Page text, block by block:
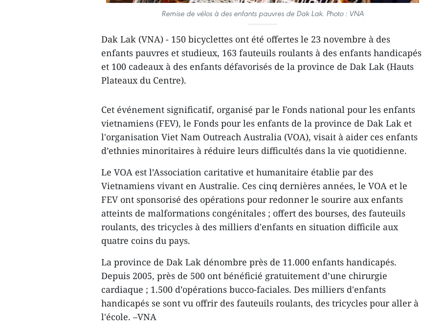
Remise de vélos ​à des enfants pauvres ​de Dak Lak. Photo : VNA
Dak Lak (VNA) - 150 bicyclettes ont été offertes le 23 novembre à des
enfants pauvres et studieux, 163 fauteuils roulants à des enfants handicapés
et 100 cadeaux à des enfants défavorisés de la province de Dak Lak (Hauts
Plateaux du Centre).
Cet événement significatif, organisé par le Fonds national pour les enfants
vietnamiens (FEV), le Fonds pour les enfants de la province de Dak Lak et
l'organisation Viet Nam Outreach Australia (VOA), visait à aider ces enfants
d’ethnies minoritaires à réduire leurs difficultés dans la vie quotidienne.
Le VOA est l’Association caritative et humanitaire établie par des
Vietnamiens vivant en Australie. Ces cinq dernières années, le VOA et le
FEV ont sponsorisé des opérations pour redonner le sourire aux enfants
atteints de malformations congénitales ; offert des bourses, des fauteuils
roulants, des tricycles à des milliers d'enfants en situation difficile aux
quatre coins du pays.
La province de Dak Lak dénombre près de 11.000 enfants handicapés.
Depuis 2005, près de 500 ont bénéficié gratuitement d’une chirurgie
cardiaque ; 1.500 d’opérations bucco-faciales. Des milliers d'enfants
handicapés se sont vu offrir des fauteuils roulants, des tricycles pour aller à
l'école. –VNA